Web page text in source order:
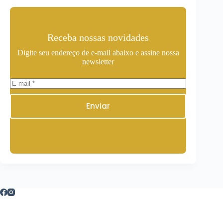
Receba nossas novidades
Digite seu endereço de e-mail abaixo e assine nossa
newsletter
Enviar